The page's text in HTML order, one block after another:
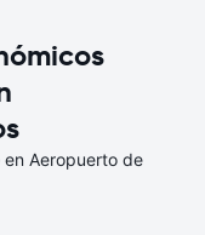
Aeropuerto de